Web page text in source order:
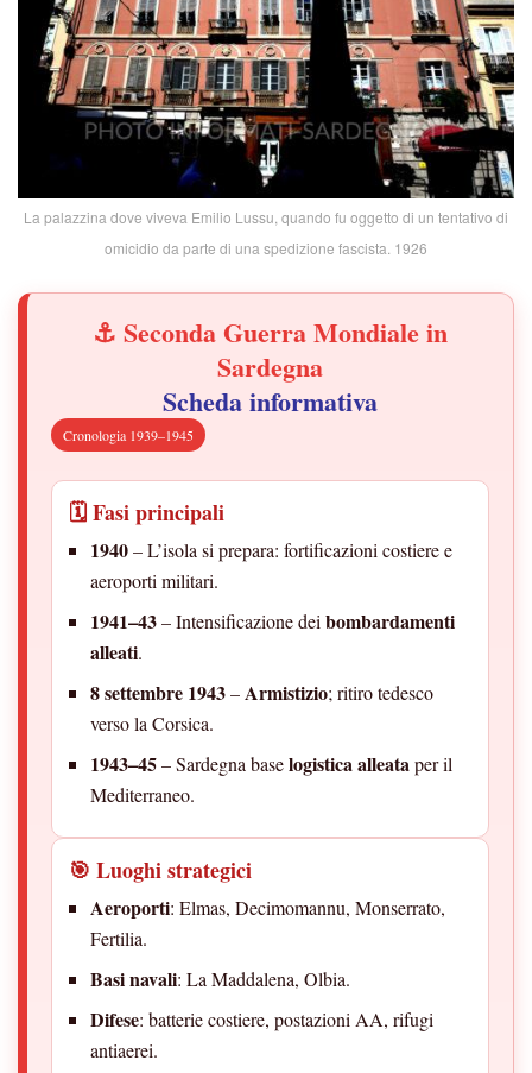
La palazzina dove viveva Emilio Lussu, quando fu oggetto di un tentativo di
omicidio da parte di una spedizione fascista. 1926
⚓ Seconda Guerra Mondiale in
Sardegna
Scheda informativa
Cronologia 1939–1945
🗓️ Fasi principali
1940– L’isola si prepara: fortificazioni costiere e
aeroporti militari.
1941–43– Intensificazione dei bombardamenti
alleati.
8 settembre 1943–Armistizio; ritiro tedesco
verso la Corsica.
1943–45– Sardegna baselogistica alleataper il
Mediterraneo.
🎯 Luoghi strategici
Aeroporti: Elmas, Decimomannu, Monserrato,
Fertilia.
Basi navali: La Maddalena, Olbia.
Difese: batterie costiere, postazioni AA, rifugi
antiaerei.